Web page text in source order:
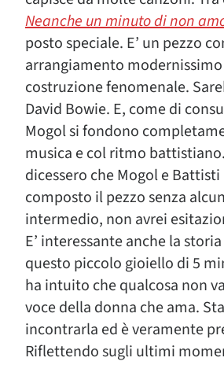
Neanche un minuto di non
posto speciale. E’ un pezzo
arrangiamento
costruzione fenomenale.
David Bowie. E, come di
Mogol si fondono
musica e col ritmo
dicessero che Mogol e
composto il pezzo senza
intermedio, non avrei
E’ interessante anche la
questo piccolo gioiello di 5
ha intuito che qualcosa non
voce della donna che ama.
incontrarla ed è veramente
Riflettendo sugli ultimi